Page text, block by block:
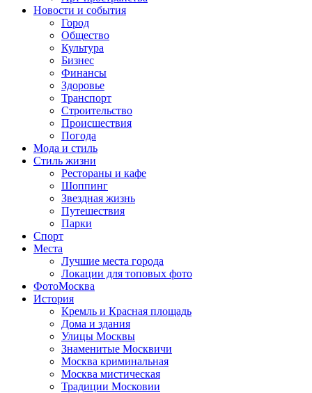
Новости и события
Город
Общество
Культура
Бизнес
Финансы
Здоровье
Транспорт
Строительство
Происшествия
Погода
Мода и стиль
Стиль жизни
Рестораны и кафе
Шоппинг
Звездная жизнь
Путешествия
Парки
Спорт
Места
Лучшие места города
Локации для топовых фото
ФотоМосква
История
Кремль и Красная площадь
Дома и здания
Улицы Москвы
Знаменитые Москвичи
Москва криминальная
Москва мистическая
Традиции Московии